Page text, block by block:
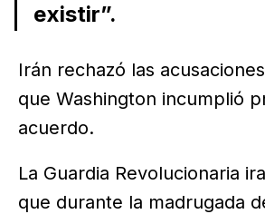
existir”.
Irán rechazó las
que Washington incumplió
acuerdo.
La Guardia Revolucionaria
que durante la madrugada